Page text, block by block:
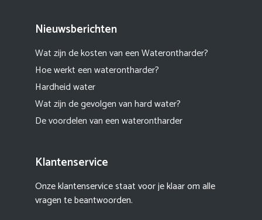
Nieuwsberichten
Wat zijn de kosten van een Waterontharder?
Hoe werkt een waterontharder?
Hardheid water
Wat zijn de gevolgen van hard water?
De voordelen van een waterontharder
Klantenservice
Onze klantenservice staat voor je klaar om alle
vragen te beantwoorden.